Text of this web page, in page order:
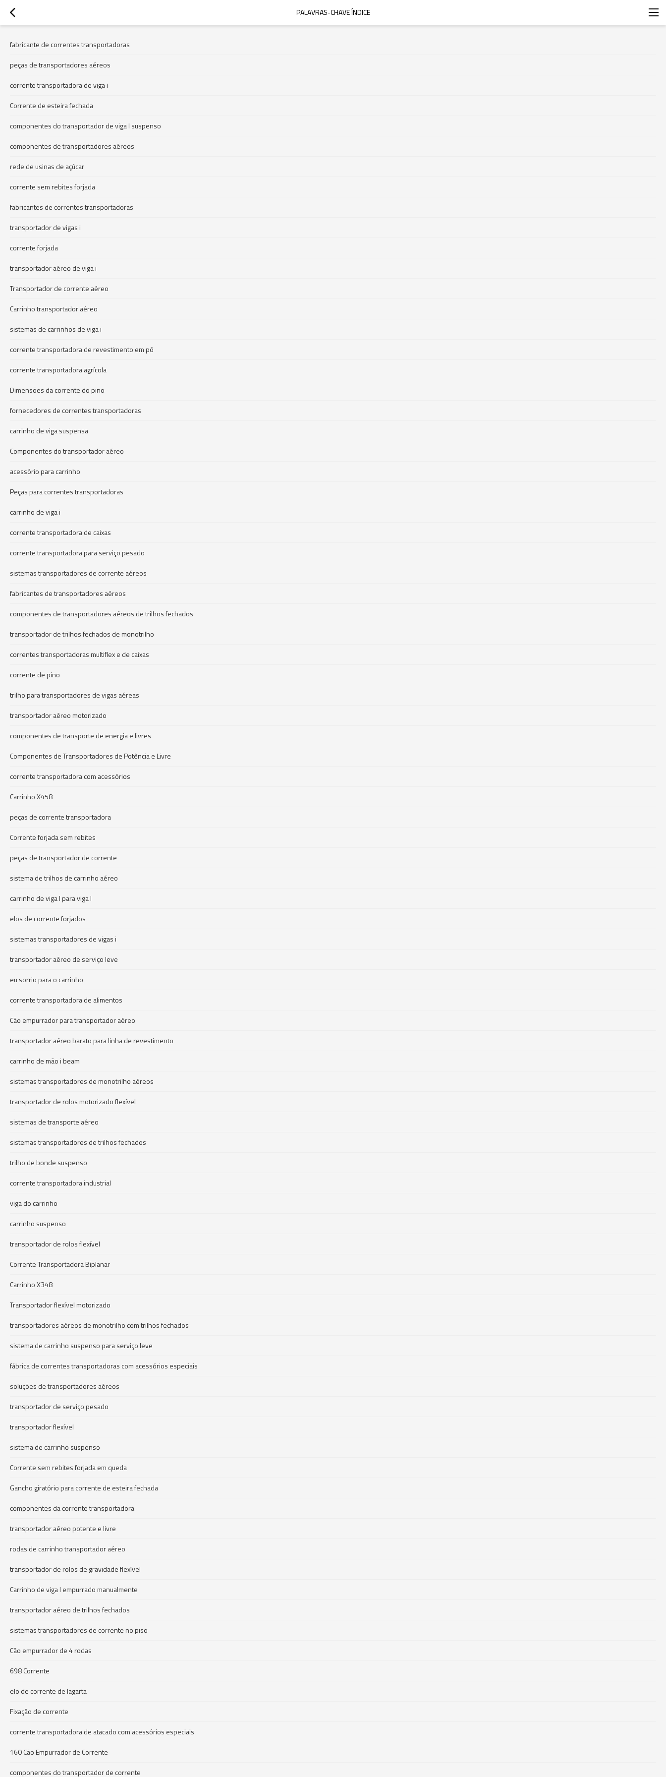
PALAVRAS-CHAVE ÍNDICE
fabricante de correntes transportadoras
peças de transportadores aéreos
corrente transportadora de viga i
Corrente de esteira fechada
componentes do transportador de viga I suspenso
componentes de transportadores aéreos
rede de usinas de açúcar
corrente sem rebites forjada
fabricantes de correntes transportadoras
transportador de vigas i
corrente forjada
transportador aéreo de viga i
Transportador de corrente aéreo
Carrinho transportador aéreo
sistemas de carrinhos de viga i
corrente transportadora de revestimento em pó
corrente transportadora agrícola
Dimensões da corrente do pino
fornecedores de correntes transportadoras
carrinho de viga suspensa
Componentes do transportador aéreo
acessório para carrinho
Peças para correntes transportadoras
carrinho de viga i
corrente transportadora de caixas
corrente transportadora para serviço pesado
sistemas transportadores de corrente aéreos
fabricantes de transportadores aéreos
componentes de transportadores aéreos de trilhos fechados
transportador de trilhos fechados de monotrilho
correntes transportadoras multiflex e de caixas
corrente de pino
trilho para transportadores de vigas aéreas
transportador aéreo motorizado
componentes de transporte de energia e livres
Componentes de Transportadores de Potência e Livre
corrente transportadora com acessórios
Carrinho X458
peças de corrente transportadora
Corrente forjada sem rebites
peças de transportador de corrente
sistema de trilhos de carrinho aéreo
carrinho de viga I para viga I
elos de corrente forjados
sistemas transportadores de vigas i
transportador aéreo de serviço leve
eu sorrio para o carrinho
corrente transportadora de alimentos
Cão empurrador para transportador aéreo
transportador aéreo barato para linha de revestimento
carrinho de mão i beam
sistemas transportadores de monotrilho aéreos
transportador de rolos motorizado flexível
sistemas de transporte aéreo
sistemas transportadores de trilhos fechados
trilho de bonde suspenso
corrente transportadora industrial
viga do carrinho
carrinho suspenso
transportador de rolos flexível
Corrente Transportadora Biplanar
Carrinho X348
Transportador flexível motorizado
transportadores aéreos de monotrilho com trilhos fechados
sistema de carrinho suspenso para serviço leve
fábrica de correntes transportadoras com acessórios especiais
soluções de transportadores aéreos
transportador de serviço pesado
transportador flexível
sistema de carrinho suspenso
Corrente sem rebites forjada em queda
Gancho giratório para corrente de esteira fechada
componentes da corrente transportadora
transportador aéreo potente e livre
rodas de carrinho transportador aéreo
transportador de rolos de gravidade flexível
Carrinho de viga I empurrado manualmente
transportador aéreo de trilhos fechados
sistemas transportadores de corrente no piso
Cão empurrador de 4 rodas
698 Corrente
elo de corrente de lagarta
Fixação de corrente
corrente transportadora de atacado com acessórios especiais
160 Cão Empurrador de Corrente
componentes do transportador de corrente